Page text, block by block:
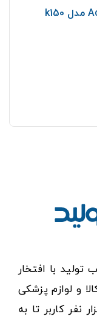
با افتخار
کالا و لوازم پزشکی
مورد اعتماد بیش از ۱۲۰ هزار نفر کاربر تا به